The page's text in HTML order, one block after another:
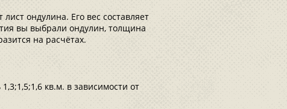
ондулина. Его вес составляет
вы выбрали ондулин, толщина
на расчётах.
кв.м. в зависимости от